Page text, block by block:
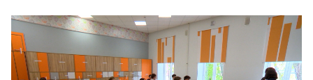
Выставки
Пресс-
релизы
О